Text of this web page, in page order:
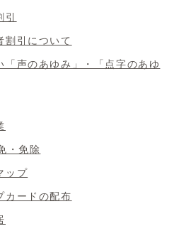
割引について
「声のあゆみ」・「点字のあゆ
・免除
ップ
カードの配布